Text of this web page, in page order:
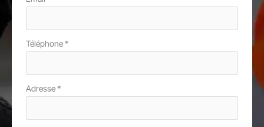
Téléphone*
Adresse*